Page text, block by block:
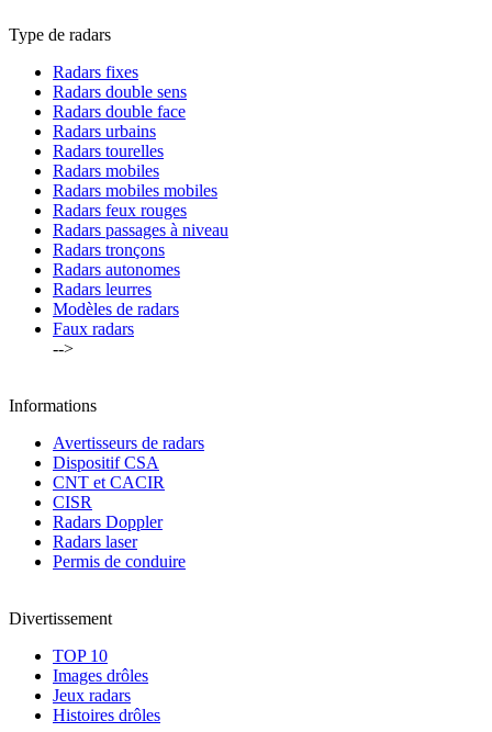
Type de radars
Radars fixes
Radars double sens
Radars double face
Radars urbains
Radars tourelles
Radars mobiles
Radars mobiles mobiles
Radars feux rouges
Radars passages à niveau
Radars tronçons
Radars autonomes
Radars leurres
Modèles de radars
Faux radars
-->
Informations
Avertisseurs de radars
Dispositif CSA
CNT et CACIR
CISR
Radars Doppler
Radars laser
Permis de conduire
Divertissement
TOP 10
Images drôles
Jeux radars
Histoires drôles